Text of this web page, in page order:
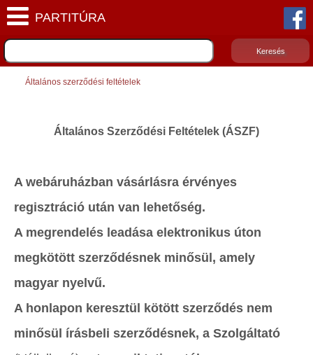
Általános szerződési feltételek
Általános Szerződési Feltételek (ÁSZF)
A webáruházban vásárlásra érvényes
regisztráció után van lehetőség.
A megrendelés leadása elektronikus úton
megkötött szerződésnek minősül, amely
magyar nyelvű.
A honlapon keresztül kötött szerződés nem
minősül írásbeli szerződésnek, a Szolgáltató